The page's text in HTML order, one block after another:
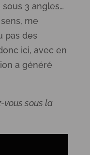
3 angles…
me
pas des
ici, avec en
a généré
vous sous la